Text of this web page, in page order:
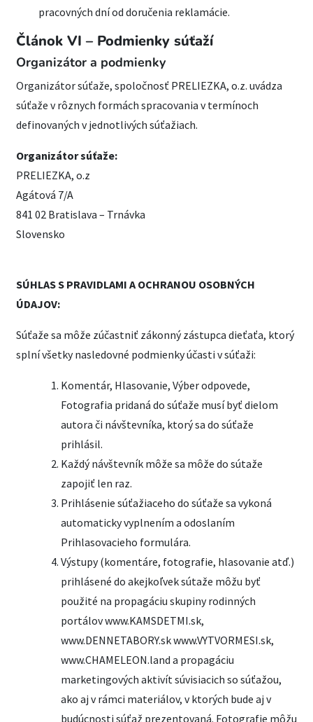
pracovných dní od doručenia reklamácie.
Článok VI – Podmienky súťaží
Organizátor a podmienky
Organizátor súťaže, spoločnosť PRELIEZKA, o.z. uvádza
súťaže v rôznych formách spracovania v termínoch
definovaných v jednotlivých súťažiach.
Organizátor súťaže:
PRELIEZKA, o.z
Agátová 7/A
841 02 Bratislava – Trnávka
Slovensko
SÚHLAS S PRAVIDLAMI A OCHRANOU OSOBNÝCH
ÚDAJOV:
Súťaže sa môže zúčastniť zákonný zástupca dieťaťa, ktorý
splní všetky nasledovné podmienky účasti v súťaži:
Komentár, Hlasovanie, Výber odpovede,
Fotografia pridaná do súťaže musí byť dielom
autora či návštevníka, ktorý sa do súťaže
prihlásil.
Každý návštevník môže sa môže do sútaže
zapojiť len raz.
Prihlásenie súťažiaceho do súťaže sa vykoná
automaticky vyplnením a odoslaním
Prihlasovacieho formulára.
Výstupy (komentáre, fotografie, hlasovanie atď.)
prihlásené do akejkoľvek sútaže môžu byť
použité na propagáciu skupiny rodinných
portálov www.KAMSDETMI.sk,
www.DENNETABORY.sk www.VYTVORMESI.sk,
www.CHAMELEON.land a propagáciu
marketingových aktivít súvisiacich so súťažou,
ako aj v rámci materiálov, v ktorých bude aj v
budúcnosti súťaž prezentovaná. Fotografie môžu